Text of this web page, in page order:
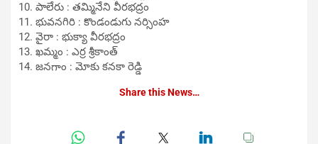
పాలేరు : తమ్మినేని వీరభద్రం
భువనగిరి : కొండండుగు నర్సింహ
వైరా : భుక్యా వీరభద్రం
ఖమ్మం : ఎర్ర శ్రీకాంత్‌
జనగాం : మోకు కనకా రెడ్డి
Share this News…